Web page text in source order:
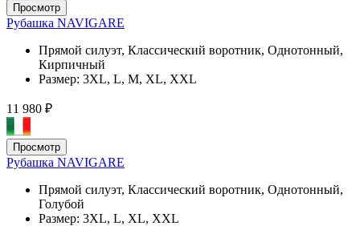
Просмотр
Рубашка NAVIGARE
Прямой силуэт, Классический воротник, Однотонный,
Кирпичный
Размер: 3XL, L, M, XL, XXL
11 980 ₽
Просмотр
Рубашка NAVIGARE
Прямой силуэт, Классический воротник, Однотонный,
Голубой
Размер: 3XL, L, XL, XXL